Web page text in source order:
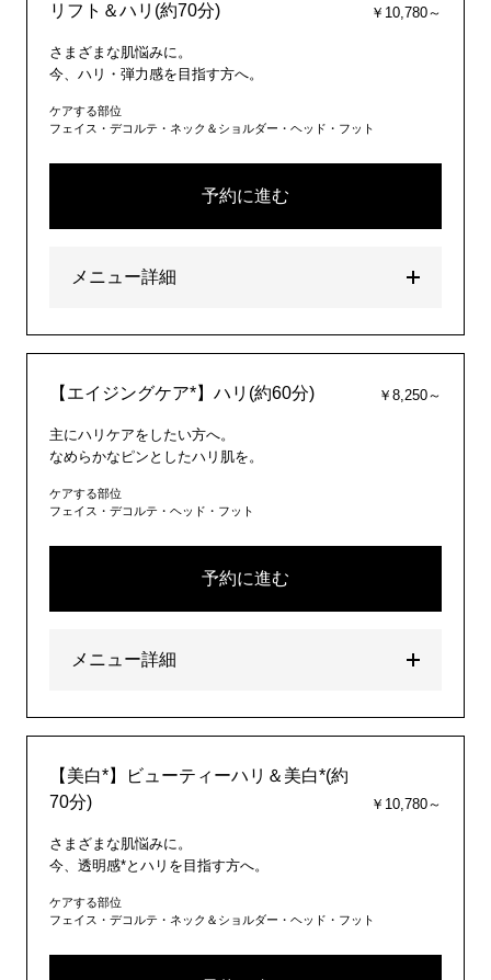
リフト＆ハリ(約70分)
￥10,780～
さまざまな肌悩みに。
今、ハリ・弾力感を目指す方へ。
ケアする部位
フェイス・デコルテ・ネック＆ショルダー・ヘッド・フット
予約に進む
メニュー詳細
【エイジングケア*】ハリ(約60分) ￥8,250～
主にハリケアをしたい方へ。
なめらかなピンとしたハリ肌を。
ケアする部位
フェイス・デコルテ・ヘッド・フット
予約に進む
メニュー詳細
【美白*】ビューティーハリ＆美白*(約
70分)
￥10,780～
さまざまな肌悩みに。
今、透明感*とハリを目指す方へ。
ケアする部位
フェイス・デコルテ・ネック＆ショルダー・ヘッド・フット